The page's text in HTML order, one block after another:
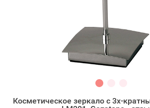
Косметическое зеркало с 3х-